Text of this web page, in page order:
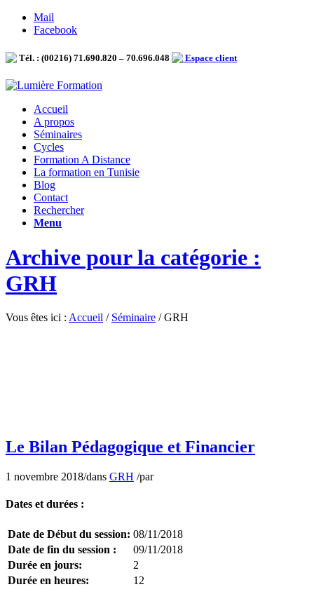
Mail
Facebook
Tél. : (00216) 71.690.820 – 70.696.048 Espace client
Accueil
A propos
Séminaires
Cycles
Formation A Distance
La formation en Tunisie
Blog
Contact
Rechercher
Menu
Archive pour la catégorie :
GRH
Vous êtes ici : Accueil / Séminaire / GRH
Le Bilan Pédagogique et Financier
1 novembre 2018/dans GRH /par
Dates et durées :
Date de Début du session: 08/11/2018
Date de fin du session :
09/11/2018
Durée en jours:
2
Durée en heures:
12